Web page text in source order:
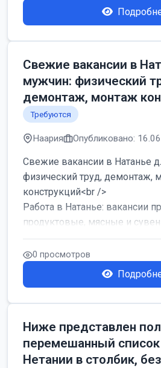
Свежие вакансии в
мужчин: физический
демонтаж, монтаж
Требуются
Наария Опубликовано:
Свежие вакансии в Натанье
физический труд, демонтаж,
конструкций<br />
Работа в Натанье: вакансии
продуктовые, мясные и
Разнорабочий на сборку м...
0 просмотров
Ниже представлен
перемешанный список
Нетании в столбик,